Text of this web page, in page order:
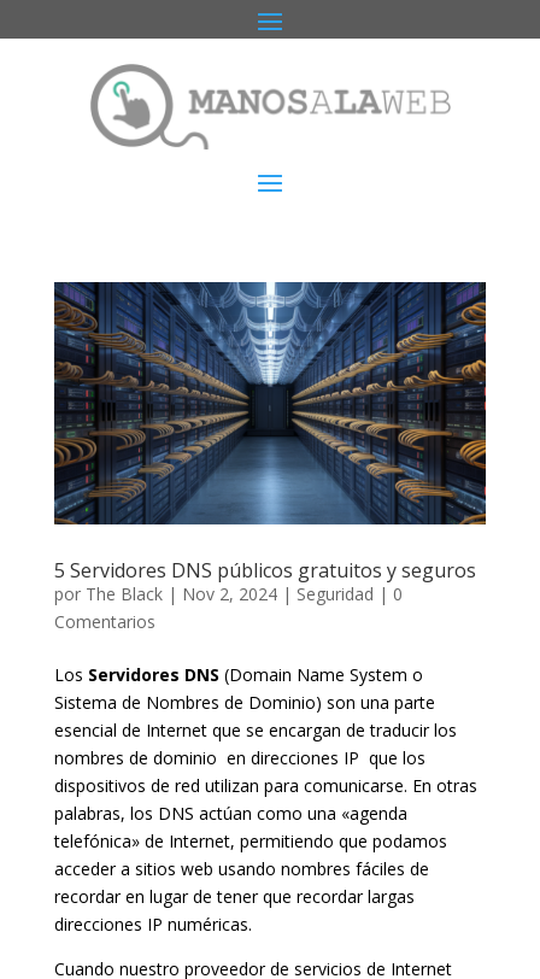
5 Servidores DNS públicos gratuitos y seguros
por The Black| Nov 2, 2024| Seguridad | 0
Comentarios
Los Servidores DNS (Domain Name System o
Sistema de Nombres de Dominio) son una parte
esencial de Internet que se encargan de traducir los
nombres de dominio en direcciones IP que los
dispositivos de red utilizan para comunicarse. En otras
palabras, los DNS actúan como una «agenda
telefónica» de Internet, permitiendo que podamos
acceder a sitios web usando nombres fáciles de
recordar en lugar de tener que recordar largas
direcciones IP numéricas.
Cuando nuestro proveedor de servicios de Internet